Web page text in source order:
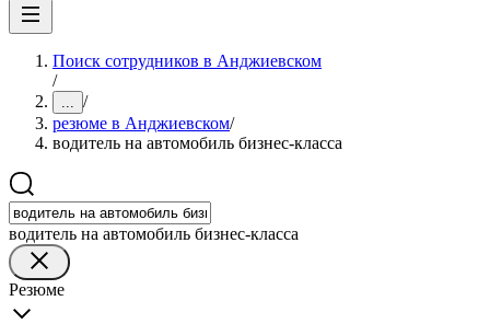
Поиск сотрудников в Анджиевском
/
... /
резюме в Анджиевском/
водитель на автомобиль бизнес-класса
водитель на автомобиль бизнес-класса
Резюме